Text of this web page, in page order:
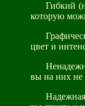
Гибкий
которую
цвет и
вы на них не